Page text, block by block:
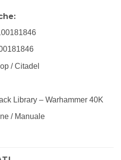
/ Citadel
Library – Warhammer 40K
/ Manuale